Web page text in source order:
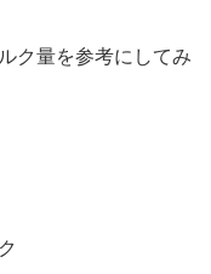
ク量を参考にしてみ